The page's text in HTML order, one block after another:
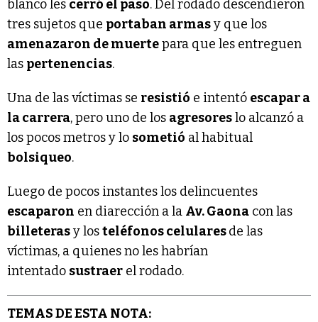
blanco les cerró el paso. Del rodado descendieron
tres sujetos que portaban armasy que los
amenazaron de muertepara que les entreguen
las pertenencias.
Una de las víctimas se resistió e intentó escapar a
la carrera, pero uno de los agresoreslo alcanzó a
los pocos metros y lo sometió al habitual
bolsiqueo.
Luego de pocos instantes los delincuentes
escaparon en diarección a la Av. Gaona con las
billeterasy losteléfonos celularesde las
víctimas, a quienes no les habrían
intentado sustraer el rodado.
TEMAS DE ESTA NOTA: